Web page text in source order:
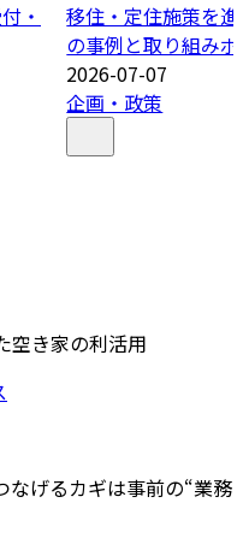
・
移住・定住施策を
の事例と取り組み
2026-07-07
企画・政策
空き家の利活用
なげるカギは事前の“業務